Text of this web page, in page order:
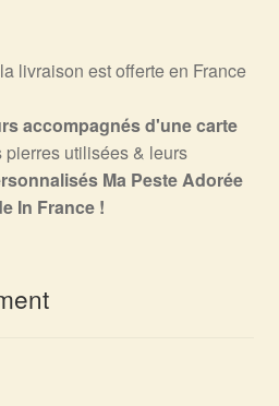
livraison est offerte en France
accompagnés d'une carte
utilisées & leurs
Ma Peste Adorée
In France !